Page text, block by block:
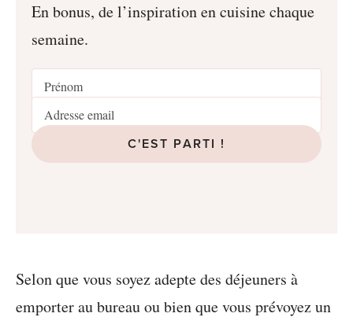
En bonus, de l’inspiration en cuisine chaque
semaine.
C'EST PARTI !
Selon que vous soyez adepte des déjeuners à
emporter au bureau ou bien que vous prévoyez un